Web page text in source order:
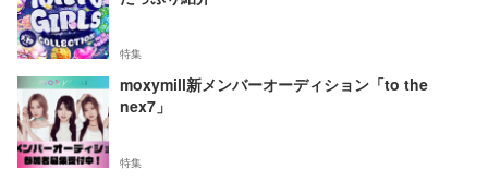
特集
moxymill新メンバーオーディション「to the
nex7」
特集